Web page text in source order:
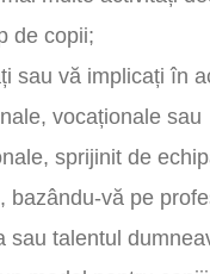
de copii;
sau vă implicați în
vocaționale sau
sprijinit de
bazându-vă pe
sau talentul